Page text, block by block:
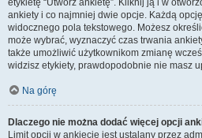
etykietę “Utwórz ankietę”. Kliknij ją i w
ankiety i co najmniej dwie opcje. Każdą
widocznego pola tekstowego. Możesz
może wybrać, wyznaczyć czas trwania
także umożliwić użytkownikom zmianę
widzisz etykiety, prawdopodobnie nie masz
Na górę
Dlaczego nie można dodać więcej opcji
Limit opcji w ankiecie jest ustalany przez